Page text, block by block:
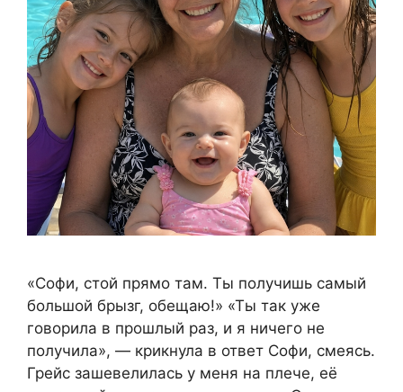
«Софи, стой прямо там. Ты получишь самый
большой брызг, обещаю!» «Ты так уже
говорила в прошлый раз, и я ничего не
получила», — крикнула в ответ Софи, смеясь.
Грейс зашевелилась у меня на плече, её